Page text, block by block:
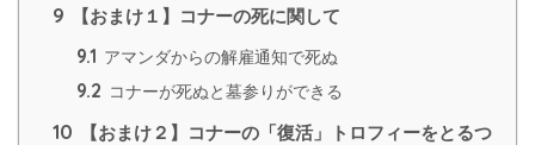
9 【おまけ１】コナーの死に関して
9.1 アマンダからの解雇通知で死ぬ
9.2 コナーが死ぬと墓参りができる
10
【おまけ２】コナーの「復活」トロフィーをとるつ